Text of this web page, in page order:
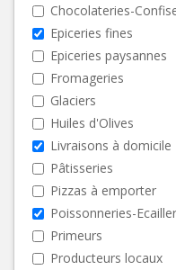
Chocolateries-
Epiceries fines
Epiceries paysannes
Fromageries
Glaciers
Huiles d'Olives
Livraisons à domicile
Pâtisseries
Pizzas à emporter
Poissonneries-
Primeurs
Producteurs locaux